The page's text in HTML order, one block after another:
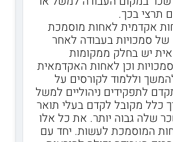
תרצי בכך.
אקדמית לאחות מוסמכת
של סמכויות בעבודה לאחר
יש בחלק ממקומות
וכן לאחות האקדמאית
וללמוד לקורסים על
לתפקידים ניהוליים למשל
כלל מקובל לקדם בעלי תואר
שלה גבוה יותר. את כל אלו
המוסמכת לעשות. יחד עם